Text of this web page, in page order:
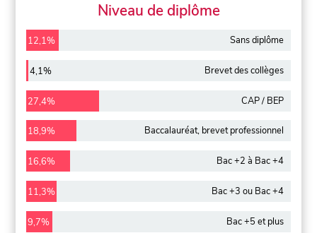
Niveau de diplôme
12,1% Sans diplôme
4,1% Brevet des collèges
27,4% CAP / BEP
18,9% Baccalauréat, brevet professionnel
16,6% Bac +2 à Bac +4
11,3% Bac +3 ou Bac +4
9,7% Bac +5 et plus